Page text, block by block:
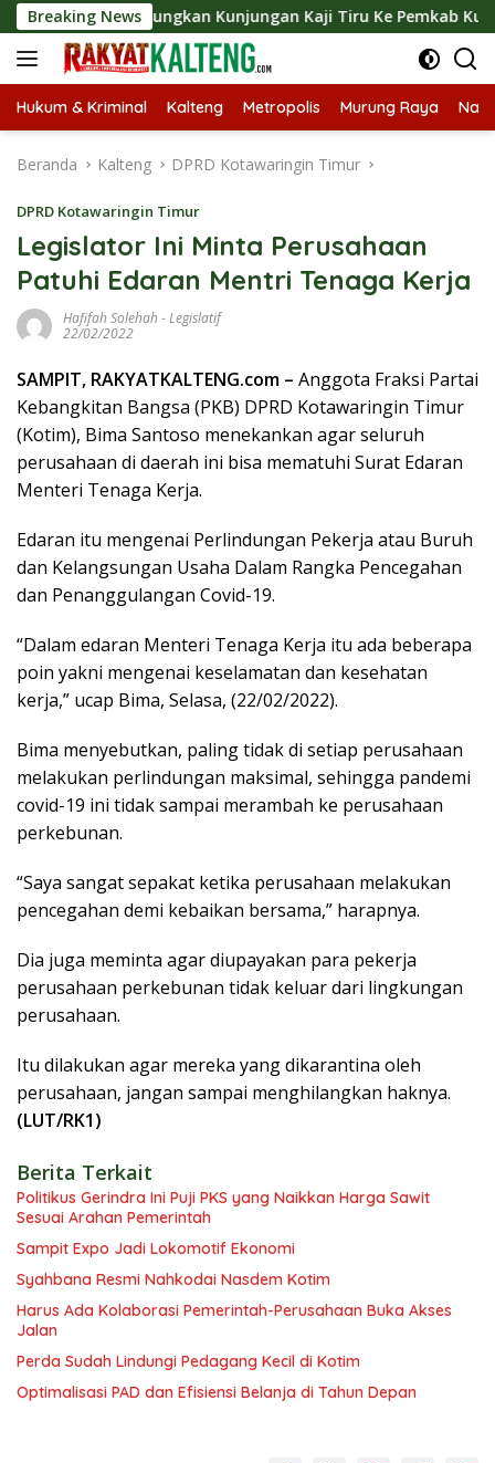
Langsung
ke
konten
Breaking News
Langsungkan Kunjungan Kaji Tiru Ke Pemkab Kulon Progo
Hukum & Kriminal Kalteng Metropolis Murung Raya
Beranda Kalteng DPRD Kotawaringin Timur
DPRD Kotawaringin Timur
Legislator Ini Minta Perusahaan
Patuhi Edaran Mentri Tenaga Kerja
Hafifah Solehah -Legislatif
22/02/2022
SAMPIT, RAKYATKALTENG.com – Anggota Fraksi Partai
Kebangkitan Bangsa (PKB) DPRD Kotawaringin Timur
(Kotim), Bima Santoso menekankan agar seluruh
perusahaan di daerah ini bisa mematuhi Surat Edaran
Menteri Tenaga Kerja.
Edaran itu mengenai Perlindungan Pekerja atau Buruh
dan Kelangsungan Usaha Dalam Rangka Pencegahan
dan Penanggulangan Covid-19.
“Dalam edaran Menteri Tenaga Kerja itu ada beberapa
poin yakni mengenai keselamatan dan kesehatan
kerja,” ucap Bima, Selasa, (22/02/2022).
Bima menyebutkan, paling tidak di setiap perusahaan
melakukan perlindungan maksimal, sehingga pandemi
covid-19 ini tidak sampai merambah ke perusahaan
perkebunan.
“Saya sangat sepakat ketika perusahaan melakukan
pencegahan demi kebaikan bersama,” harapnya.
Dia juga meminta agar diupayakan para pekerja
perusahaan perkebunan tidak keluar dari lingkungan
perusahaan.
Itu dilakukan agar mereka yang dikarantina oleh
perusahaan, jangan sampai menghilangkan haknya.
(LUT/RK1)
Berita Terkait
Politikus Gerindra Ini Puji PKS yang Naikkan Harga Sawit
Sesuai Arahan Pemerintah
Sampit Expo Jadi Lokomotif Ekonomi
Syahbana Resmi Nahkodai Nasdem Kotim
Harus Ada Kolaborasi Pemerintah-Perusahaan Buka Akses
Jalan
Perda Sudah Lindungi Pedagang Kecil di Kotim
Optimalisasi PAD dan Efisiensi Belanja di Tahun Depan